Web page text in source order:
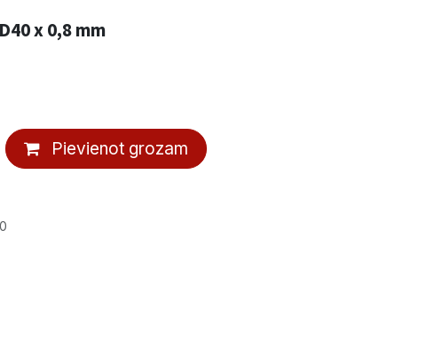
x 0,8 mm
Pievienot grozam